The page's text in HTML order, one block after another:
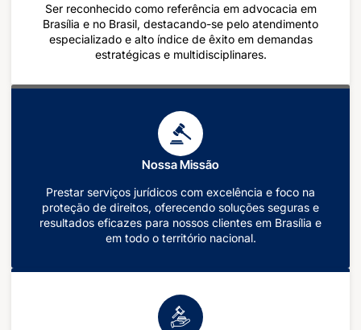
Ser reconhecido como referência em advocacia em
Brasília e no Brasil, destacando-se pelo atendimento
especializado e alto índice de êxito em demandas
estratégicas e multidisciplinares.
Nossa Missão
Prestar serviços jurídicos com excelência e foco na
proteção de direitos, oferecendo soluções seguras e
resultados eficazes para nossos clientes em Brasília e
em todo o território nacional.